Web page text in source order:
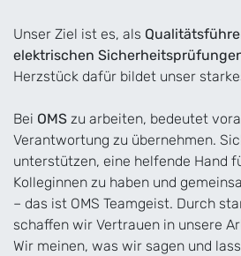
Unser Ziel ist es, als
elektrischen
Herzstück dafür bildet unser
Bei OMS zu arbeiten, bedeutet
Verantwortung zu übernehmen.
unterstützen, eine helfende Hand
Kolleginnen zu haben und
– das ist OMS Teamgeist. Durch
schaffen wir Vertrauen in unsere
Wir meinen, was wir sagen und